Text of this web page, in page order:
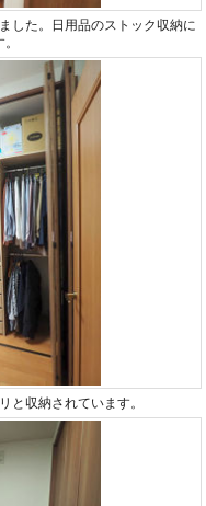
した。日用品のストック収納に
と収納されています。